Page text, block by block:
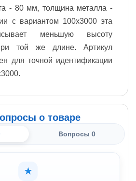
- 80 мм, толщина металла -
с вариантом 100х3000 эта
меньшую высоту
той же длине. Артикул
для точной идентификации
о товаре
Вопросы 0
★